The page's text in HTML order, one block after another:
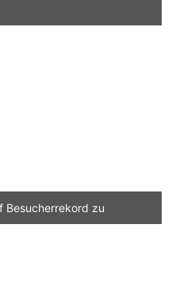
Besucherrekord zu